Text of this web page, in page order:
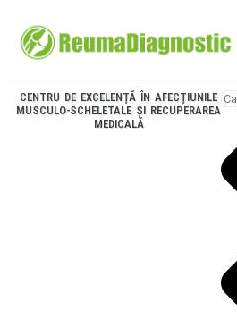
CENTRU DE EXCELENȚĂ ÎN AFECȚIUNILE
MUSCULO-SCHELETALE ȘI RECUPERAREA
MEDICALĂ